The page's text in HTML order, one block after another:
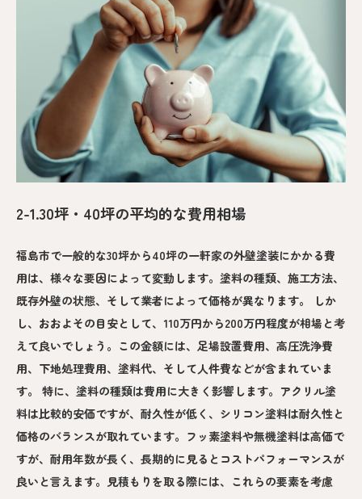
2-1.30坪・40坪の平均的な費用相場
福島市で一般的な30坪から40坪の一軒家の外壁塗装にかかる費
用は、様々な要因によって変動します。塗料の種類、施工方法、
既存外壁の状態、そして業者によって価格が異なります。 しか
し、おおよその目安として、110万円から200万円程度が相場と考
えて良いでしょう。この金額には、足場設置費用、高圧洗浄費
用、下地処理費用、塗料代、そして人件費などが含まれていま
す。 特に、塗料の種類は費用に大きく影響します。アクリル塗
料は比較的安価ですが、耐久性が低く、シリコン塗料は耐久性と
価格のバランスが取れています。フッ素塗料や無機塗料は高価で
すが、耐用年数が長く、長期的に見るとコストパフォーマンスが
良いと言えます。見積もりを取る際には、これらの要素を考慮